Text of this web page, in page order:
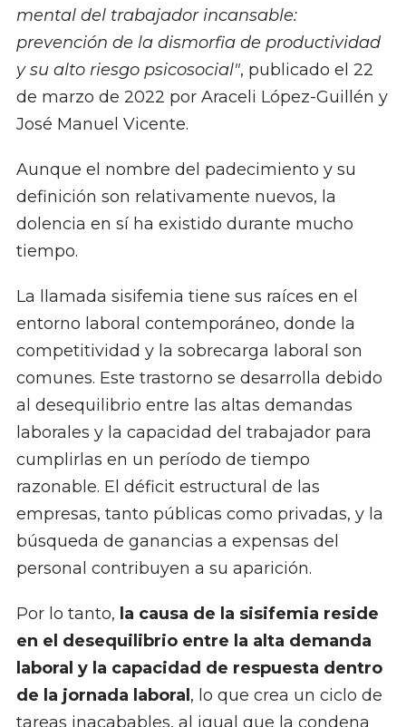
mental del trabajador incansable:
prevención de la dismorfia de productividad
y su alto riesgo psicosocial", publicado el 22
de marzo de 2022 por Araceli López-Guillén y
José Manuel Vicente.
Aunque el nombre del padecimiento y su
definición son relativamente nuevos, la
dolencia en sí ha existido durante mucho
tiempo.
La llamada sisifemia tiene sus raíces en el
entorno laboral contemporáneo, donde la
competitividad y la sobrecarga laboral son
comunes. Este trastorno se desarrolla debido
al desequilibrio entre las altas demandas
laborales y la capacidad del trabajador para
cumplirlas en un período de tiempo
razonable. El déficit estructural de las
empresas, tanto públicas como privadas, y la
búsqueda de ganancias a expensas del
personal contribuyen a su aparición.
Por lo tanto, la causa de la sisifemia reside
en el desequilibrio entre la alta demanda
laboral y la capacidad de respuesta dentro
de la jornada laboral , lo que crea un ciclo de
tareas inacabables, al igual que la condena